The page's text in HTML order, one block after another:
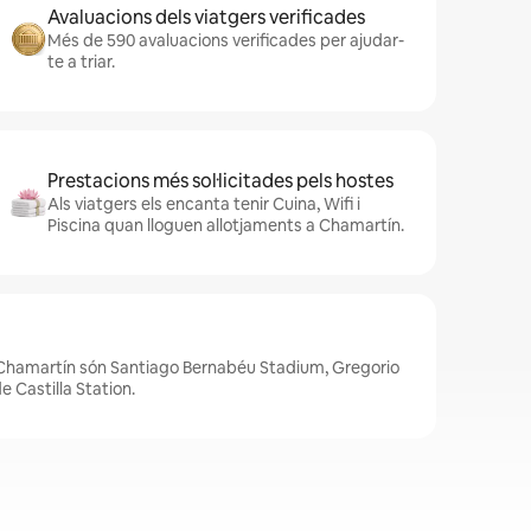
Avaluacions dels viatgers verificades
Més de 590 avaluacions verificades per ajudar-
te a triar.
Prestacions més sol·licitades pels hostes
Als viatgers els encanta tenir Cuina, Wifi i
Piscina quan lloguen allotjaments a Chamartín.
són Santiago Bernabéu Stadium, Gregorio
Castilla Station.